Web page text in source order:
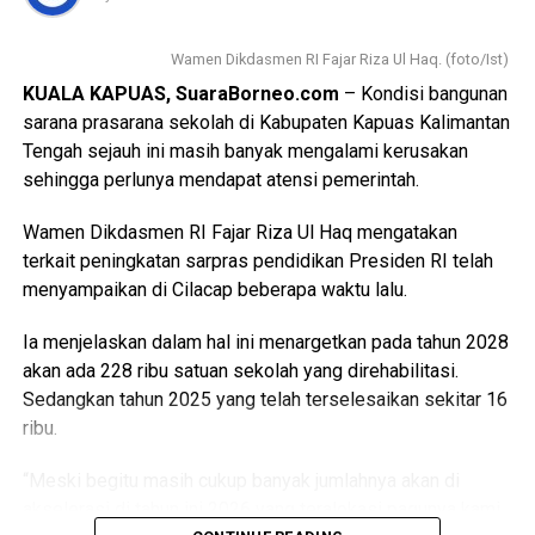
Prestasi ini semakin mempertegas komitmen UNUKASE
dalam membangun budaya mutu di setiap program studi
terus berkontribusi dalam mencetak sumber daya manusia
yang unggul, berkarakter, dan siap menghadapi tantangan
masa depan. [ad/sb]
Bagikan ke
Messenger 0 Twitter/X 0
Views:
WhatsApp 0 Facebook 0
Messenger 0 Twitter/X 0
Bank Kalsel dengan menyalurkan zakat, infak, dan sedekah
melalui UPZ Bank Kalsel. [adv]
Rekening Zakat, Infak dan Sedekah:
Bank Kalsel Syariah:
6500844928 (Zakat)
6500846214 (Infak dan sedekah)
Views: 85
Bagikan ke
WhatsApp 0 Facebook 0
Wamen Dikdasmen RI Fajar Riza Ul Haq. (foto/Ist)
KUALA KAPUAS, SuaraBorneo.com – Kondisi bangunan
sarana prasarana sekolah di Kabupaten Kapuas Kalimantan
Tengah sejauh ini masih banyak mengalami kerusakan
sehingga perlunya mendapat atensi pemerintah.
Wamen Dikdasmen RI Fajar Riza Ul Haq mengatakan
terkait peningkatan sarpras pendidikan Presiden RI telah
menyampaikan di Cilacap beberapa waktu lalu.
Ia menjelaskan dalam hal ini menargetkan pada tahun 2028
akan ada 228 ribu satuan sekolah yang direhabilitasi.
Sedangkan tahun 2025 yang telah terselesaikan sekitar 16
ribu.